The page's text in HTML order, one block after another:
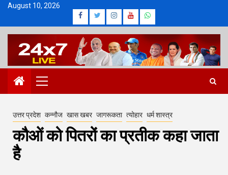
Skip
content
August 10, 2026
Facebook
Twitter
Instagram
Youtube
Whatsapp
Primary
Menu
उत्तर प्रदेश कन्नौज खास खबर जागरूकता त्योहार धर्म शास्त्र
कौओं को पितरों का प्रतीक कहा जाता
है